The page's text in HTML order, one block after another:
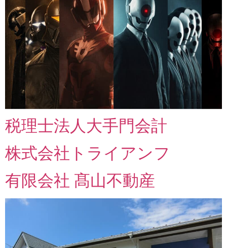
税理士法人大手門会計
株式会社トライアンフ
有限会社 髙山不動産